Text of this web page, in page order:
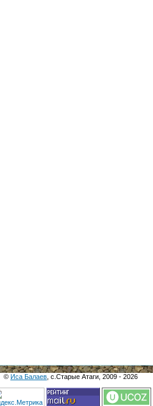
© Иса Балаев , с.Старые Атаги, 2009 - 2026